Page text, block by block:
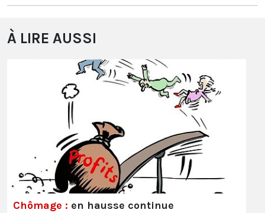
À LIRE AUSSI
Chômage : en hausse continue